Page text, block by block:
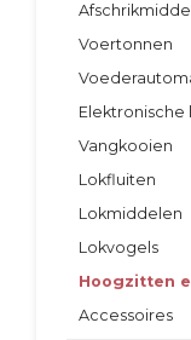
Voertonnen
Elektronische
Vangkooien
Lokfluiten
Lokmiddelen
Lokvogels
Hoogzitten
Accessoires